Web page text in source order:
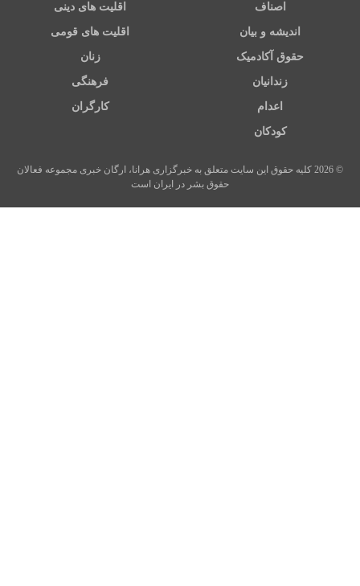
اصناف اقلیت های دینی
اندیشه و بیان اقلیت های قومی
حقوق آکادمیک زنان
زندانیان فرهنگی
اعدام کارگران
کودکان
© 2026 کلیه حقوق این سایت متعلق به خبرگزاری هرانا، ارگان خبری مجموعه فعالان
حقوق بشر در ایران است